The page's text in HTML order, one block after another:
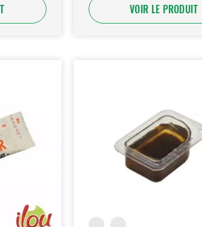
VOIR LE PRODUIT